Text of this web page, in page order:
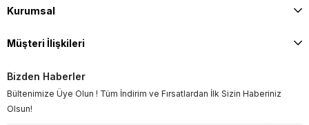
Kurumsal
Müşteri İlişkileri
Bizden Haberler
Bültenimize Üye Olun ! Tüm İndirim ve Fırsatlardan İlk Sizin Haberiniz
Olsun!